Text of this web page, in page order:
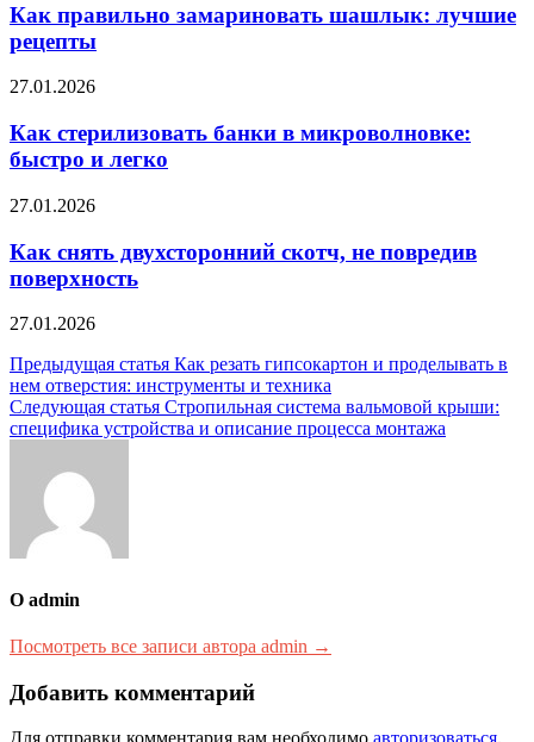
Как правильно замариновать шашлык: лучшие
рецепты
27.01.2026
Как стерилизовать банки в микроволновке:
быстро и легко
27.01.2026
Как снять двухсторонний скотч, не повредив
поверхность
27.01.2026
Навигация
по
записям
Предыдущая статья Как резать гипсокартон и проделывать в
нем отверстия: инструменты и техника
Следующая статья Стропильная система вальмовой крыши:
специфика устройства и описание процесса монтажа
О admin
Посмотреть все записи автора admin →
Добавить комментарий